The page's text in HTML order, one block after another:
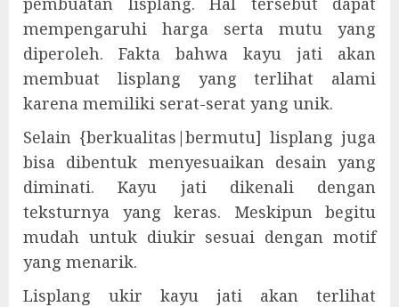
mempengaruhi harga serta mutu yang
diperoleh. Fakta bahwa kayu jati akan
membuat lisplang yang terlihat alami
karena memiliki serat-serat yang unik.
Selain {berkualitas|bermutu] lisplang juga
bisa dibentuk menyesuaikan desain yang
diminati. Kayu jati dikenali dengan
teksturnya yang keras. Meskipun begitu
mudah untuk diukir sesuai dengan motif
yang menarik.
Lisplang ukir kayu jati akan terlihat